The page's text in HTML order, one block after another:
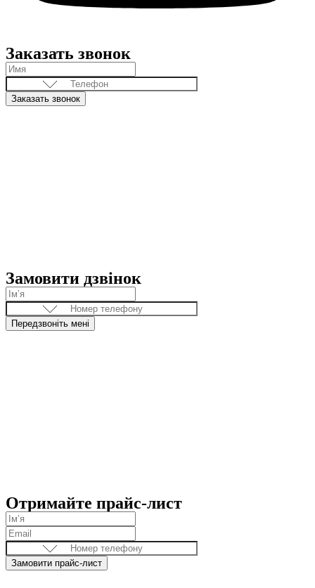
Заказать звонок
Заказать звонок
Замовити дзвінок
Передзвоніть мені
Отримайте прайс-лист
Замовити прайс-лист